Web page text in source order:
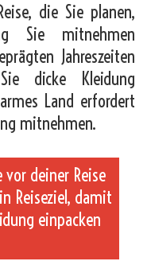
die Sie planen,
Sie mitnehmen
Jahreszeiten
dicke Kleidung
Land erfordert
mitnehmen.
vor deiner Reise
Reiseziel, damit
einpacken